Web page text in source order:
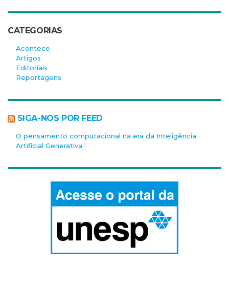
CATEGORIAS
Acontece
Artigos
Editoriais
Reportagens
SIGA-NOS POR FEED
O pensamento computacional na era da Inteligência
Artificial Generativa